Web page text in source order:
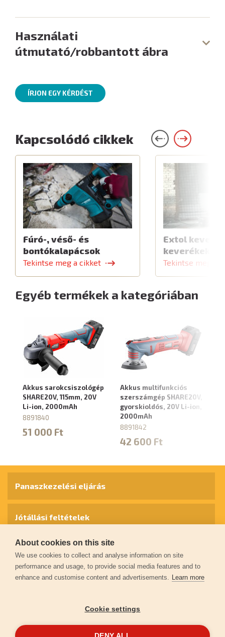
Használati
útmutató/robbantott ábra
ÍRJON EGY KÉRDÉST
Kapcsolódó cikkek
Fúró-, véső- és
bontókalapácsok
Tekintse meg a cikket
Extol
Tekintse meg a
Egyéb termékek a kategóriában
Akkus sarokcsiszológép
SHARE20V, 115mm, 20V
Li-ion, 2000mAh
8891840
51 000 Ft
Akkus multifunkciós
szerszámgép SHARE20V,
gyorskioldós, 20V Li-ion,
2000mAh
8891842
42 600 Ft
Panaszkezelési eljárás
Jótállási feltételek
Személyes adatok védelme
Kapcsolat
Garancia regisztráció
About cookies on this site
We use cookies to collect and analyse information on site
performance and usage, to provide social media features and to
enhance and customise content and advertisements. Learn more
Cookie settings